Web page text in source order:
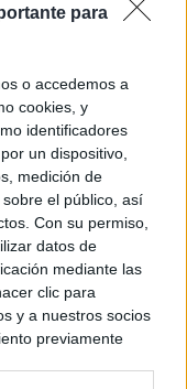
para
o accedemos a
cookies, y
identificadores
un dispositivo,
medición de
el público, así
Con su permiso,
datos de
mediante las
clic para
y a nuestros socios
previamente